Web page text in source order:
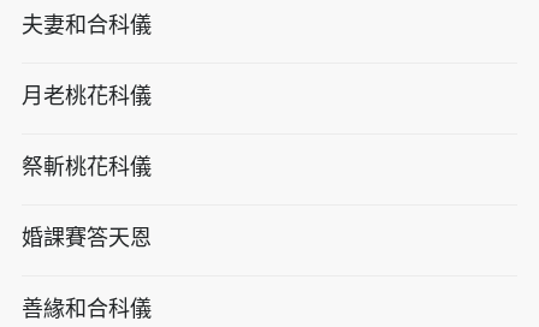
夫妻和合科儀
月老桃花科儀
祭斬桃花科儀
婚課賽答天恩
善緣和合科儀